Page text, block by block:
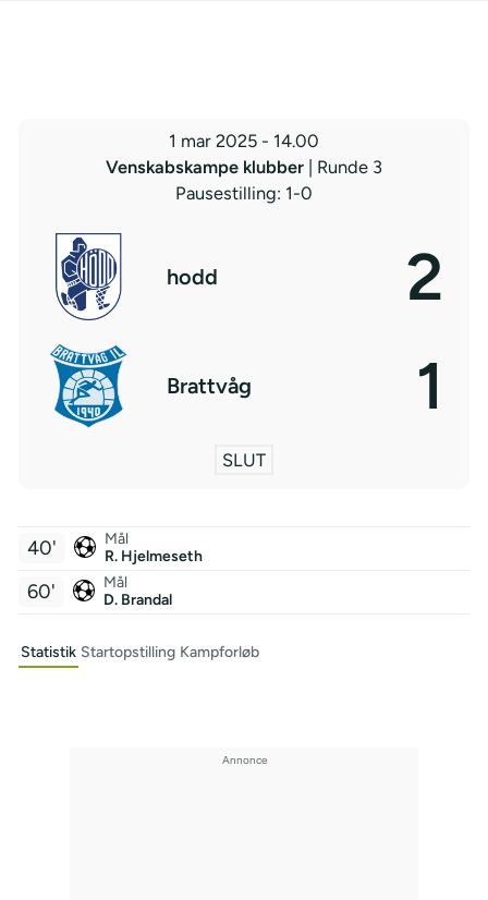
1 mar 2025 - 14.00
Venskabskampe klubber
| Runde 3
Pausestilling: 1-0
hodd 2
Brattvåg 1
SLUT
Mål
R. Hjelmeseth
40'
Mål
D. Brandal
60'
Statistik Startopstilling Kampforløb